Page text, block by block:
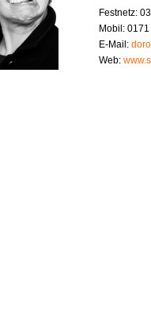
Festnetz:
Mobil:
E-Mail:
Web: